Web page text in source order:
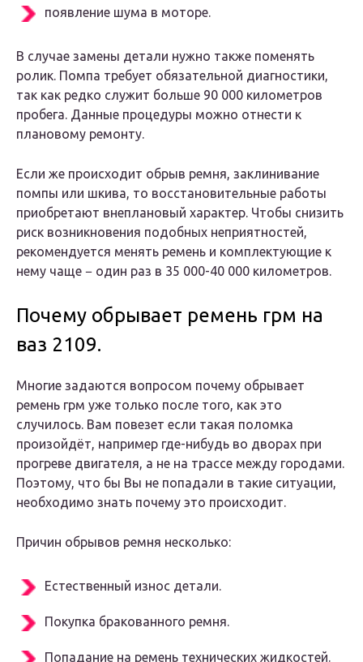
появление шума в моторе.
В случае замены детали нужно также поменять
ролик. Помпа требует обязательной диагностики,
так как редко служит больше 90 000 километров
пробега. Данные процедуры можно отнести к
плановому ремонту.
Если же происходит обрыв ремня, заклинивание
помпы или шкива, то восстановительные работы
приобретают внеплановый характер. Чтобы снизить
риск возникновения подобных неприятностей,
рекомендуется менять ремень и комплектующие к
нему чаще − один раз в 35 000-40 000 километров.
Почему обрывает ремень грм на
ваз 2109.
Многие задаются вопросом почему обрывает
ремень грм уже только после того, как это
случилось. Вам повезет если такая поломка
произойдёт, например где-нибудь во дворах при
прогреве двигателя, а не на трассе между городами.
Поэтому, что бы Вы не попадали в такие ситуации,
необходимо знать почему это происходит.
Причин обрывов ремня несколько:
Естественный износ детали.
Покупка бракованного ремня.
Попадание на ремень технических жидкостей.